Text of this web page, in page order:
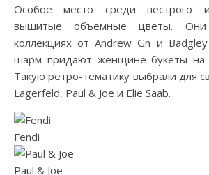
Особое место среди пестрого
вышитые объемные цветы. Они
коллекциях от Andrew Gn и
шарм придают женщине букеты
Такую ретро-тематику выбрали для
Lagerfeld, Paul & Joe и Elie Saab.
Fendi
Paul & Joe